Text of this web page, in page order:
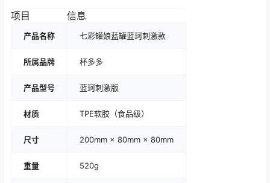
项目 信息
产品名称 七彩罐娘蓝罐蓝珂刺激款
所属品牌 杯多多
产品型号 蓝珂刺激版
材质 TPE软胶（食品级）
尺寸 200mm × 80mm × 80mm
重量 520g